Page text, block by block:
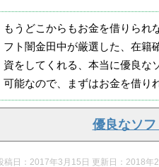
もうどこからもお金を借りら
フト闇金田中が厳選した、在籍
資をしてくれる、本当に優良な
可能なので、まずはお金を借り
優良なソ
稿日：2017年3月15日 更新日： 2018年